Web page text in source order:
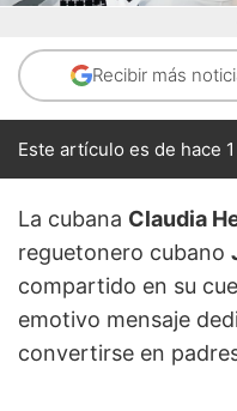
Recibir más
Este artículo es de hace
La cubana Claudia
reguetonero cubano
compartido en su
emotivo mensaje
convertirse en